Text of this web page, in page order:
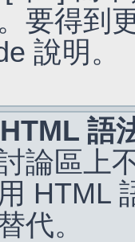
要得到
說明。
語
論區上
HTML
代。